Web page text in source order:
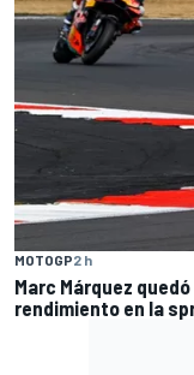
MOTOGP2 h
Marc Márquez
rendimiento en la